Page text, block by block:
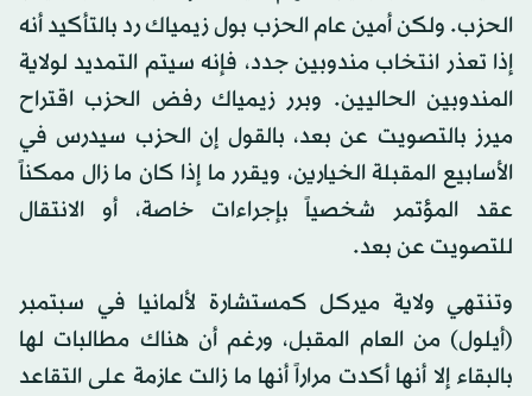
الحزب. ولكن أمين عام الحزب بول زيمياك رد بالتأكيد أنه
إذا تعذر انتخاب مندوبين جدد، فإنه سيتم التمديد لولاية
المندوبين الحاليين. وبرر زيمياك رفض الحزب اقتراح
ميرز بالتصويت عن بعد، بالقول إن الحزب سيدرس في
الأسابيع المقبلة الخيارين، ويقرر ما إذا كان ما زال ممكناً
عقد المؤتمر شخصياً بإجراءات خاصة، أو الانتقال
للتصويت عن بعد.
وتنتهي ولاية ميركل كمستشارة لألمانيا في سبتمبر
(أيلول) من العام المقبل، ورغم أن هناك مطالبات لها
بالبقاء إلا أنها أكدت مراراً أنها ما زالت عازمة على التقاعد